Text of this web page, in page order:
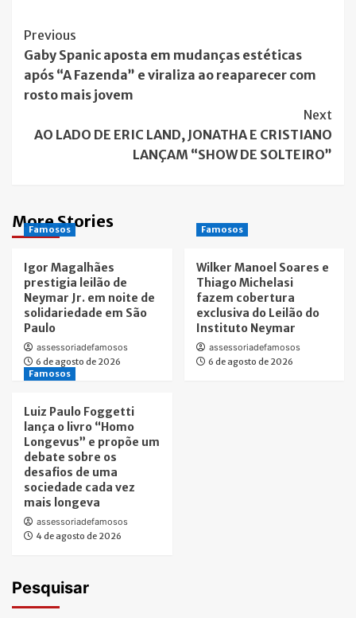
Post
Navigation
Previous
Gaby Spanic aposta em mudanças estéticas
após “A Fazenda” e viraliza ao reaparecer com
rosto mais jovem
Next
AO LADO DE ERIC LAND, JONATHA E CRISTIANO
LANÇAM “SHOW DE SOLTEIRO”
More Stories
Famosos
Igor Magalhães
prestigia leilão de
Neymar Jr. em noite de
solidariedade em São
Paulo
assessoriadefamosos
6 de agosto de 2026
Famosos
Wilker Manoel Soares e
Thiago Michelasi
fazem cobertura
exclusiva do Leilão do
Instituto Neymar
assessoriadefamosos
6 de agosto de 2026
Famosos
Luiz Paulo Foggetti
lança o livro “Homo
Longevus” e propõe um
debate sobre os
desafios de uma
sociedade cada vez
mais longeva
assessoriadefamosos
4 de agosto de 2026
Pesquisar